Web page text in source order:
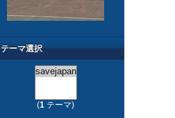
テーマ選択
(1 テーマ)